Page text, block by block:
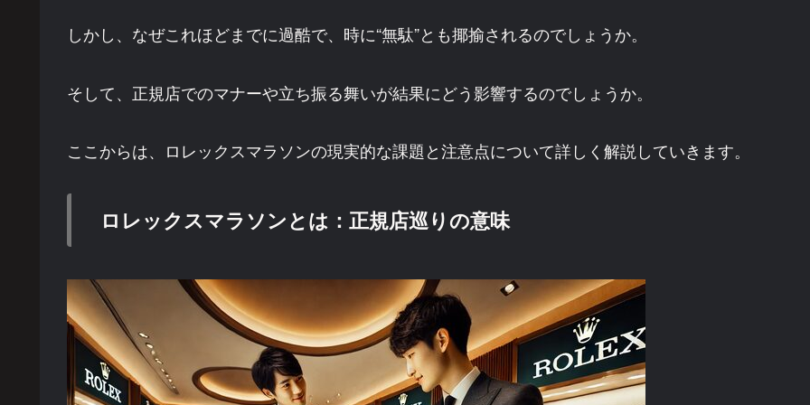
しかし、なぜこれほどまでに過酷で、時に“無駄”とも揶揄されるのでしょうか。
そして、正規店でのマナーや立ち振る舞いが結果にどう影響するのでしょうか。
ここからは、ロレックスマラソンの現実的な課題と注意点について詳しく解説していきます。
ロレックスマラソンとは：正規店巡りの意味